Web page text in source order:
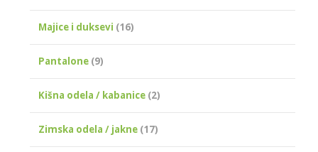
Majice i duksevi (16)
Pantalone (9)
Kišna odela / kabanice (2)
Zimska odela / jakne (17)